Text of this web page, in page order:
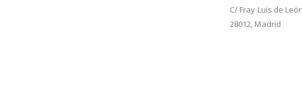
C/ Fray Luis de
28012, Madrid